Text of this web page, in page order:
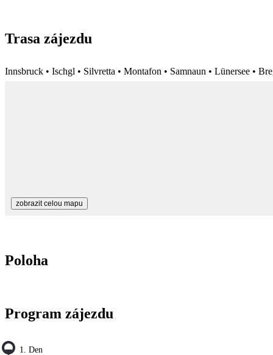
Trasa zájezdu
Innsbruck • Ischgl • Silvretta • Montafon • Samnaun • Lünersee •
zobrazit celou mapu
Poloha
Program zájezdu
1. Den